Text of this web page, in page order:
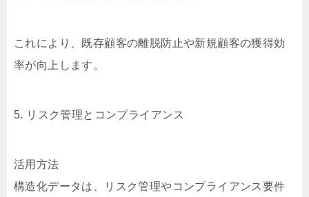
これにより、既存顧客の離脱防止や新規顧客の獲得効
率が向上します。
5. リスク管理とコンプライアンス
活用方法
構造化データは、リスク管理やコンプライアンス要件